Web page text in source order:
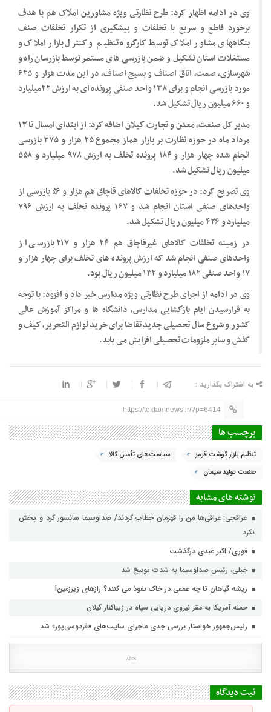
وی در ادامه اظهار کرد: طرح نظارتی ویژه مشاورین املاک هم با هدف
برخورد قاطع و سریع با تخلفات و پیشگیری از تکرار تخلفات صنف
بنگاههای مشاور املاک توسط کارگروه تنظیم و کنترل بازار املاک و
مستغلات استان تشکیل و ضمن بازرسی های مستمر توسط بازرسان راه و
شهرسازی، صمت، اتاق اصناف و بسیج اصناف، در این مدت هزار و ۶۲۵
مورد بازرسی انجام و برای ۱۳۸ واحد صنفی پرونده ای به ارزش ۲۲میلیارد
و ۶۶۰ میلیون ریال تشکیل شد.
مدیر کل صنعت، معدن و تجارت گیلان اضافه کرد: از ابتدای امسال تا ۱۳
مرداد ماه در حوزه نظارت بر بازار هماز مجموع ۲۵ هزار و ۳۷۵ بازرسی
انجام شده چهار هزار و ۱۸۴ پرونده تخلف به ارزش ۹۷۸ میلیارد و ۵۵۸
میلیون ریال تشکیل شد.
وی تصریح کرد: در حوزه تخلفات کالاهای قاچاق هم هزار و ۵۶ بازرسی از
واحدهای صنفی استان انجام شد و ۱۶۷ پرونده تخلف به ارزش ۷۹۶
میلیارد و ۴۲۶ میلیون ریال تشکیل شد.
در زمینه تخلفات کالاهای غیرقاچاق هم ۲۴ هزار و ۲۱۷ بازرسی از
واحدهای صنفی انجام شد که ارزش پرونده های تخلف برای چهار هزار و
۱۷ واحد صنفی ۱۸۲ میلیارد و ۱۳۲ میلیون ریال بود.
وی در ادامه از اجرای طرح نظارتی ویژه مدارس خبر داد و افزود: با توجه
به فرارسیدن ایام بازگشایی مدارس، دانشگاه ها و مراکز آموزش عالی
کشور و شروع سال تحصیلی جدید تقاضا برای خرید لوازم التحریر، کیف و
کفش و سایر ملزومات تحصیلی افزایش می یابد.
به اشتراک بگذارید :
https://toktamnews.ir/?p=6414
برچسب ها
تنظیم بازار گوشت قرمز
سیاست‌های تأمین کالا
صنعت تولید سیمان
نوشته های مشابه
عراقچی: عراقی‌ها من را قهرمان خطاب کردند/ صداوسیما سانسور کرد و پخش
نکرد
فوری/ اکبر عبدی درگذشت
جبلی، رئیس صداوسیما به شدت توبیخ شد
ریشه گیاهان تا چه عمقی در خاک نفوذ می کنند؟ رازهای زیرزمین!
حمله آمریکا به مقر نیروی دریایی سپاه در زیباکنار گیلان
رئیس‌جمهور خواستار بررسی جدی ماجرای سایت‌های «فردوسی‌پور» شد
ثبت دیدگاه